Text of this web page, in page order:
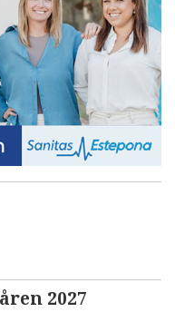
2027